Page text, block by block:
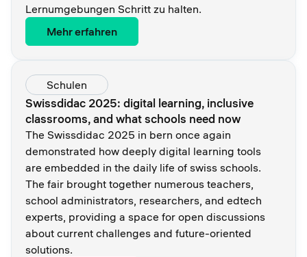
Lernumgebungen Schritt zu halten.
Mehr erfahren
Schulen
Swissdidac 2025: digital learning, inclusive
classrooms, and what schools need now
The Swissdidac 2025 in bern once again
demonstrated how deeply digital learning tools
are embedded in the daily life of swiss schools.
The fair brought together numerous teachers,
school administrators, researchers, and edtech
experts, providing a space for open discussions
about current challenges and future-oriented
solutions.